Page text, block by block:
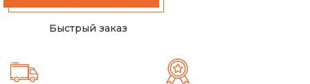
Быстрый заказ